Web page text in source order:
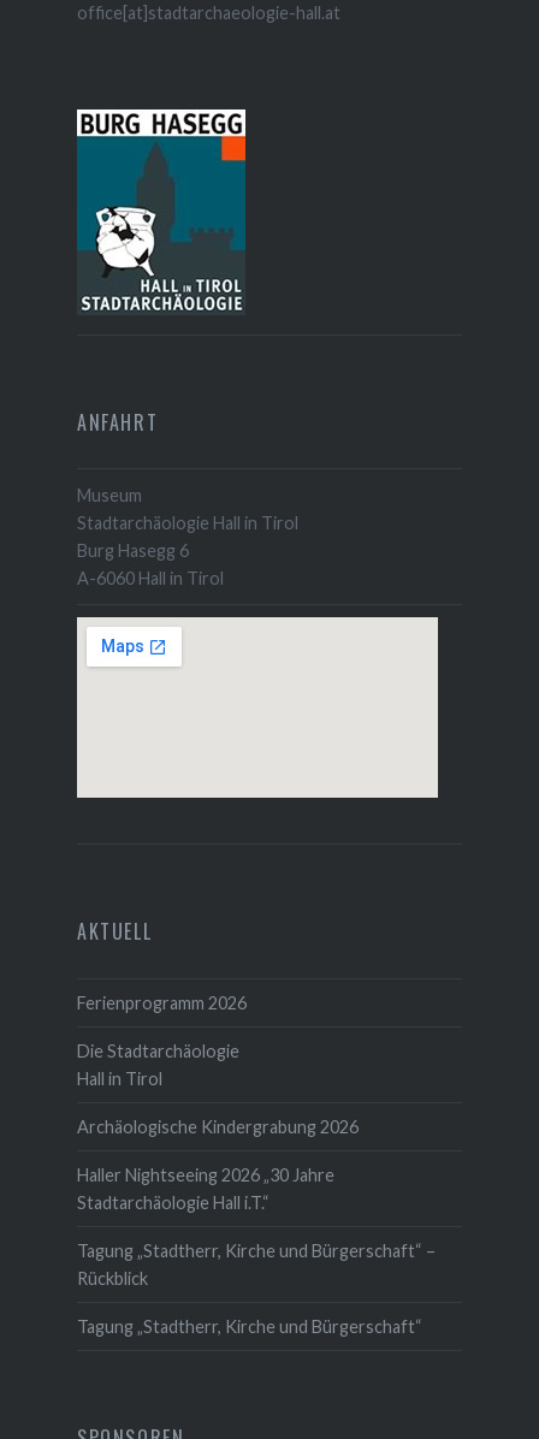
office[at]stadtarchaeologie-hall.at
ANFAHRT
Museum
Stadtarchäologie Hall in Tirol
Burg Hasegg 6
A-6060 Hall in Tirol
AKTUELL
Ferienprogramm 2026
Die Stadtarchäologie
Hall in Tirol
Archäologische Kindergrabung 2026
Haller Nightseeing 2026 „30 Jahre
Stadtarchäologie Hall i.T.“
Tagung „Stadtherr, Kirche und Bürgerschaft“ –
Rückblick
Tagung „Stadtherr, Kirche und Bürgerschaft“